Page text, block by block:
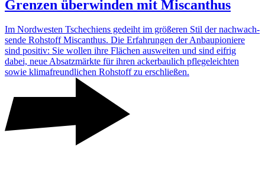
Grenzen über­winden mit Miscan­thus
Im Nord­westen Tsche­chiens gedeiht im größeren Stil der nach­wach­
sende Rohstoff Miscan­thus. Die Erfah­rungen der Anbau­pio­niere
sind positiv: Sie wollen ihre Flächen ausweiten und sind eifrig
dabei, neue Absatz­märkte für ihren acker­bau­lich pfle­ge­leichten
sowie klima­freund­li­chen Rohstoff zu erschließen.